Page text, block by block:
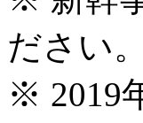
ださい。
※ 2019